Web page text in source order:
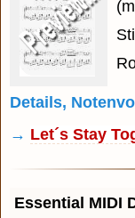
Details,
→ Let´s Stay
Essential MIDI